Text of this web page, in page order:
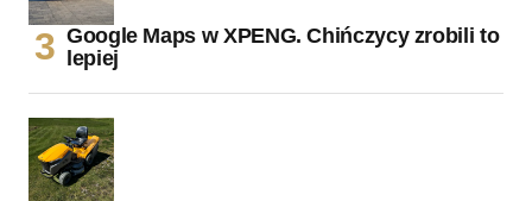
Google Maps w XPENG. Chińczycy zrobili to
lepiej